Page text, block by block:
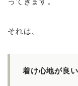
それは、
着け心地が良